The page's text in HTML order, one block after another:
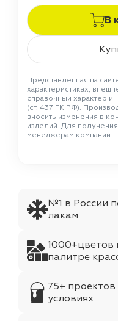
В
Представленная на
характеристиках,
справочный характер и
(ст. 437 ГК РФ).
вносить изменения в
изделий. Для
менеджерам компании.
№1 в России
лакам
1000+цветов
палитре
75+
условиях